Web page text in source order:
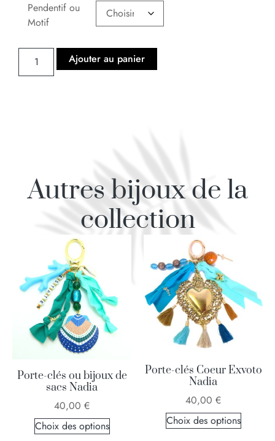
Pendentif ou
Motif
Ajouter au panier
Autres bijoux de la
collection
Porte-clés ou bijoux de
sacs Nadia
40,00 €
Choix des options
Porte-clés Coeur Exvoto
Nadia
40,00 €
Choix des options